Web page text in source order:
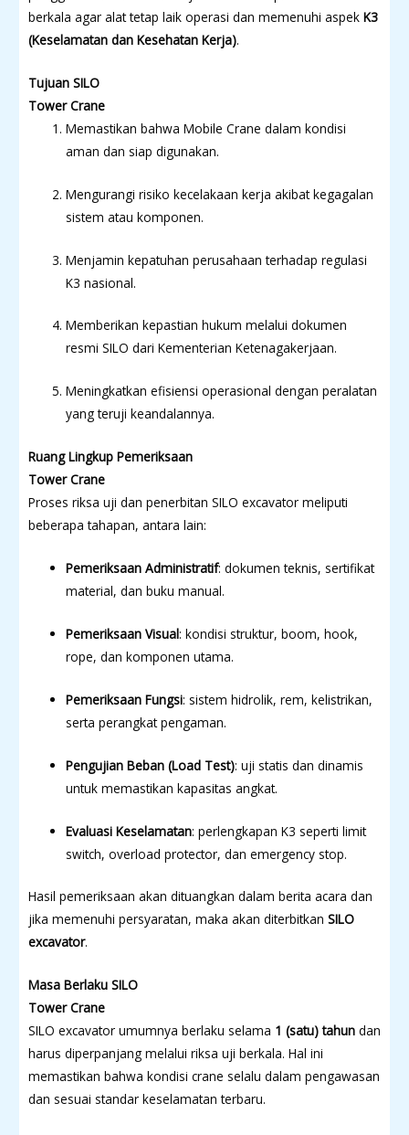
berkala agar alat tetap laik operasi dan memenuhi aspek K3
(Keselamatan dan Kesehatan Kerja).
Tujuan SILO
Tower Crane
Memastikan bahwa Mobile Crane dalam kondisi
aman dan siap digunakan.
Mengurangi risiko kecelakaan kerja akibat kegagalan
sistem atau komponen.
Menjamin kepatuhan perusahaan terhadap regulasi
K3 nasional.
Memberikan kepastian hukum melalui dokumen
resmi SILO dari Kementerian Ketenagakerjaan.
Meningkatkan efisiensi operasional dengan peralatan
yang teruji keandalannya.
Ruang Lingkup Pemeriksaan
Tower Crane
Proses riksa uji dan penerbitan SILO excavator meliputi
beberapa tahapan, antara lain:
Pemeriksaan Administratif: dokumen teknis, sertifikat
material, dan buku manual.
Pemeriksaan Visual: kondisi struktur, boom, hook,
rope, dan komponen utama.
Pemeriksaan Fungsi: sistem hidrolik, rem, kelistrikan,
serta perangkat pengaman.
Pengujian Beban (Load Test): uji statis dan dinamis
untuk memastikan kapasitas angkat.
Evaluasi Keselamatan: perlengkapan K3 seperti limit
switch, overload protector, dan emergency stop.
Hasil pemeriksaan akan dituangkan dalam berita acara dan
jika memenuhi persyaratan, maka akan diterbitkan SILO
excavator.
Masa Berlaku SILO
Tower Crane
SILO excavator umumnya berlaku selama 1 (satu) tahun dan
harus diperpanjang melalui riksa uji berkala. Hal ini
memastikan bahwa kondisi crane selalu dalam pengawasan
dan sesuai standar keselamatan terbaru.